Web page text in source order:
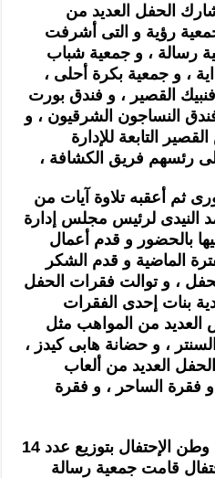
شارك الحفل العديد من
ة رؤية و التى أشرفت
رسالة ، و جمعية شباب
، و جمعية بكرة أحلى ،
القصير ، و فندق بورت
النساجون الشرقيون ، و
التابعة للإدارة
رئسهم فريق الكشافة ،
ثم أعقبه تلاوة آيات من
النيدى لرئيس مجلس إدارة
بالحضور و قدم أعمال
رة الماضية و قدم الشكر
، و توالت فقرات الحفل
بنات إحدى الفقرات
من المواهب مثل
، و حضانة هابى كيدز ،
العديد من ألعاب
و فقرة الساحر ، و فقرة
الإحتفال بتوزيع عدد 14
قامت جمعية رسالة